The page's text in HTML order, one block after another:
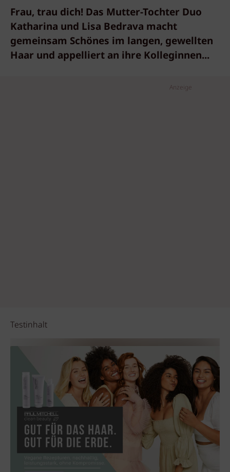
Frau, trau dich! Das Mutter-Tochter Duo
Katharina und Lisa Bedrava macht
gemeinsam Schönes im langen, gewellten
Haar und appelliert an ihre Kolleginnen...
Anzeige
Testinhalt